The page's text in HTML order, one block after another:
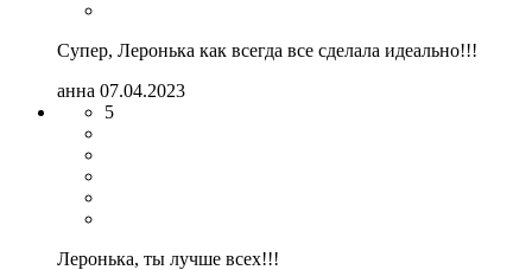
Супер, Леронька как всегда все сделала идеально!!!
анна 07.04.2023
5
Леронька, ты лучше всех!!!